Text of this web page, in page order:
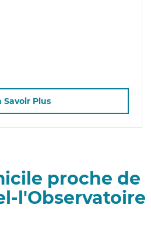
Savoir Plus
proche de
l'Observatoire